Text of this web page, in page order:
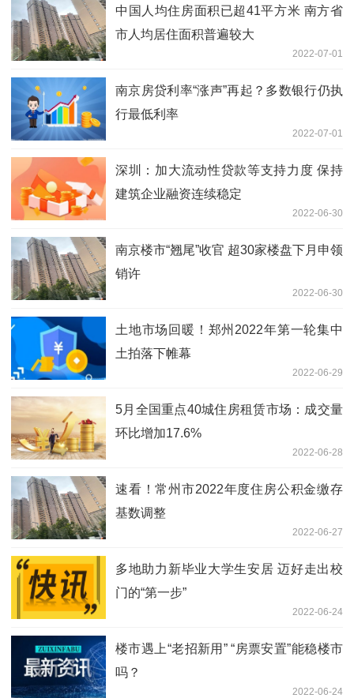
中国人均住房面积已超41平方米 南方省
市人均居住面积普遍较大
2022-07-01
南京房贷利率“涨声”再起？多数银行仍执
行最低利率
2022-07-01
深圳：加大流动性贷款等支持力度 保持
建筑企业融资连续稳定
2022-06-30
南京楼市“翘尾”收官 超30家楼盘下月申领
销许
2022-06-30
土地市场回暖！郑州2022年第一轮集中
土拍落下帷幕
2022-06-29
5月全国重点40城住房租赁市场：成交量
环比增加17.6%
2022-06-28
速看！常州市2022年度住房公积金缴存
基数调整
2022-06-27
多地助力新毕业大学生安居 迈好走出校
门的“第一步”
2022-06-24
楼市遇上“老招新用” “房票安置”能稳楼市
吗？
2022-06-24